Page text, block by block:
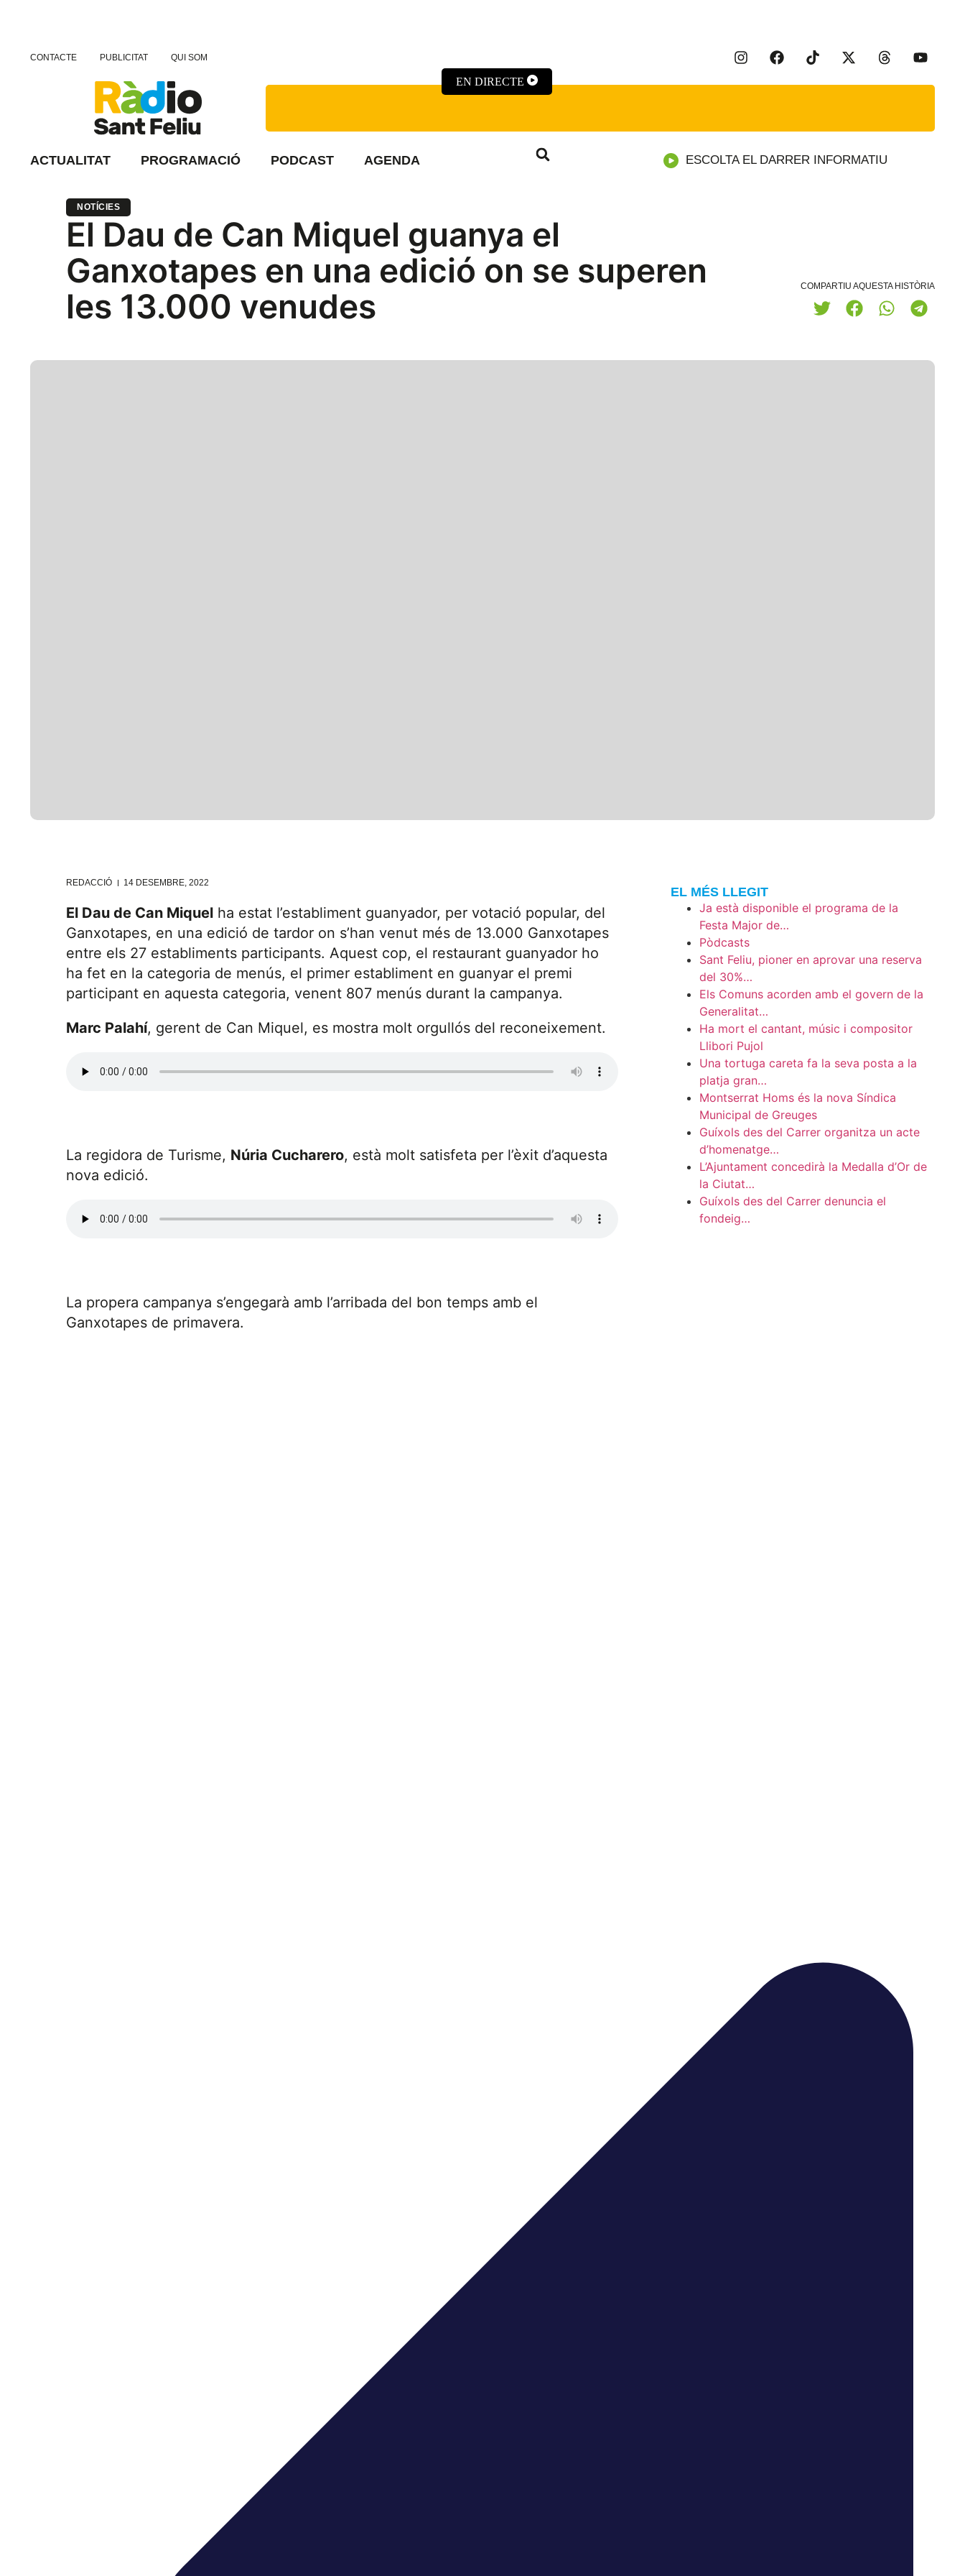
CONTACTE PUBLICITAT QUI SOM
EN DIRECTE
ACTUALITAT PROGRAMACIÓ PODCAST AGENDA ESCOLTA EL DARRER INFORMATIU
NOTÍCIES
El Dau de Can Miquel guanya el
Ganxotapes en una edició on se superen
les 13.000 venudes
COMPARTIU AQUESTA HISTÒRIA
REDACCIÓ 14 DESEMBRE, 2022
El Dau de Can Miquel ha estat l’establiment guanyador, per votació popular, del
Ganxotapes, en una edició de tardor on s’han venut més de 13.000 Ganxotapes
entre els 27 establiments participants. Aquest cop, el restaurant guanyador ho
ha fet en la categoria de menús, el primer establiment en guanyar el premi
participant en aquesta categoria, venent 807 menús durant la campanya.
Marc Palahí, gerent de Can Miquel, es mostra molt orgullós del reconeixement.
La regidora de Turisme, Núria Cucharero, està molt satisfeta per l’èxit d’aquesta
nova edició.
La propera campanya s’engegarà amb l’arribada del bon temps amb el
Ganxotapes de primavera.
EL MÉS LLEGIT
Ja està disponible el programa de la
Festa Major de…
Pòdcasts
Sant Feliu, pioner en aprovar una reserva
del 30%…
Els Comuns acorden amb el govern de la
Generalitat…
Ha mort el cantant, músic i compositor
Llibori Pujol
Una tortuga careta fa la seva posta a la
platja gran…
Montserrat Homs és la nova Síndica
Municipal de Greuges
Guíxols des del Carrer organitza un acte
d’homenatge…
L’Ajuntament concedirà la Medalla d’Or de
la Ciutat…
Guíxols des del Carrer denuncia el
fondeig…